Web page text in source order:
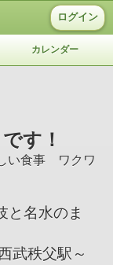
ログイン
カレンダー
す！
い食事 ワクワ
と名水のま
武秩父駅～